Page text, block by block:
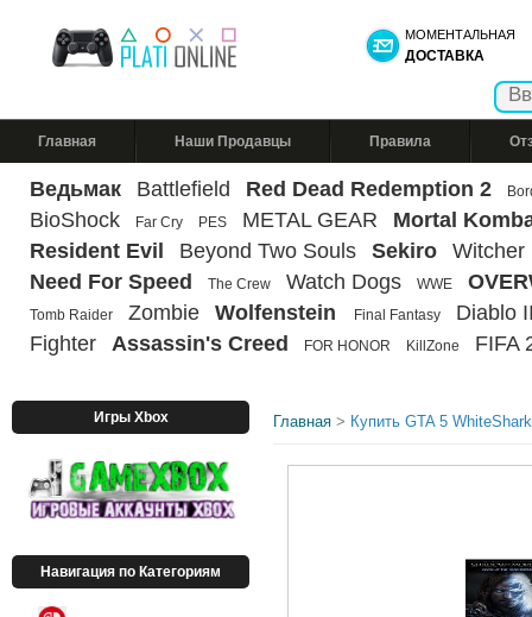
МОМЕНТАЛЬНАЯ
ДОСТАВКА
Главная Наши Продавцы Правила
Ведьмак Battlefield Red Dead Redemption 2
BioShock Far Cry PES METAL GEAR
Mortal
Resident Evil
Beyond Two Souls Sekiro
Witcher
Need For Speed
The Crew Watch Dogs WWE
Tomb Raider Zombie Wolfenstein Final Fantasy
Diablo
Fighter
Assassin's Creed FOR HONOR KillZone FIFA
Игры Xbox
Навигация по Категориям
Главная > Купить GTA 5